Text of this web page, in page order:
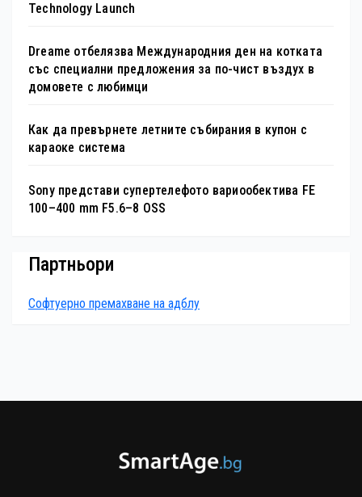
Technology Launch
Dreame отбелязва Международния ден на котката
със специални предложения за по-чист въздух в
домовете с любимци
Как да превърнете летните събирания в купон с
караоке система
Sony представи супертелефото вариообектива FE
100–400 mm F5.6–8 OSS
Партньори
Софтуерно премахване на адблу